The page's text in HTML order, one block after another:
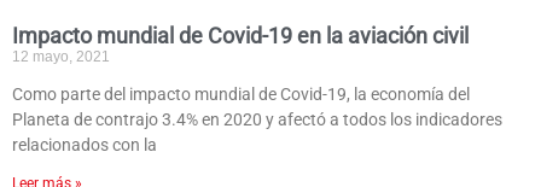
Impacto mundial de Covid-19 en la aviación civil
12 mayo, 2021
Como parte del impacto mundial de Covid-19, la economía del
Planeta de contrajo 3.4% en 2020 y afectó a todos los indicadores
relacionados con la
Leer más »